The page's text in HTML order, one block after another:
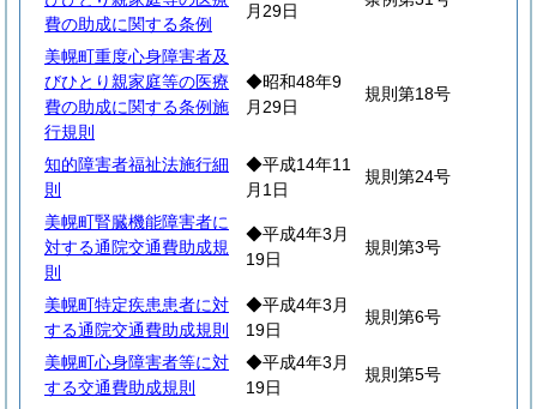
費の助成に関する条例
月29日
美幌町重度心身障害者及
びひとり親家庭等の医療
費の助成に関する条例施
行規則
◆昭和48年9
月29日
規則第18号
知的障害者福祉法施行細
則
◆平成14年11
月1日
規則第24号
美幌町腎臓機能障害者に
対する通院交通費助成規
則
◆平成4年3月
19日
規則第3号
美幌町特定疾患患者に対
する通院交通費助成規則
◆平成4年3月
19日
規則第6号
美幌町心身障害者等に対
する交通費助成規則
◆平成4年3月
19日
規則第5号